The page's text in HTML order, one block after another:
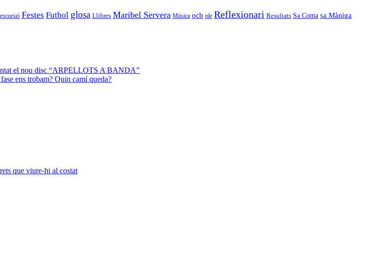
excursió Festes Futbol glosa Llibres Maribel Servera Música ocb ple Reflexionari Resultats Sa Coma sa Màniga
el nou disc “ARPELLOTS A BANDA”
ens trobam? Quin camí queda?
que viure-hi al costat